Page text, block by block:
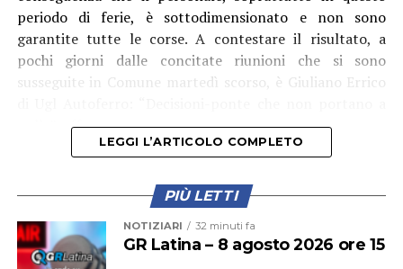
linea abbiamo anche la quarta nave cisterna, la “Cesare”.
Questo dovrebbe garantire un maggiore apporto
d’acqua e, soprattutto, una pressione più costante,
consentendo di raggiungere anche le zone più alte
massima attenzione, affinché il servizio torni
pienamente alla normalità e affinché una criticità di
periodo di ferie, è sottodimensionato e non sono
garantite tutte le corse. A contestare il risultato, a
pochi giorni dalle concitate riunioni che si sono
susseguite in Comune martedì scorso, è Giuliano Errico
nulla”, afferma.
LEGGI L’ARTICOLO COMPLETO
PIÙ LETTI
NOTIZIARI 32 minuti fa
GR Latina – 8 agosto 2026 ore 15